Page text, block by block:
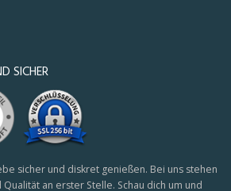
SICHER
sicher und diskret genießen. Bei uns stehen
an erster Stelle. Schau dich um und